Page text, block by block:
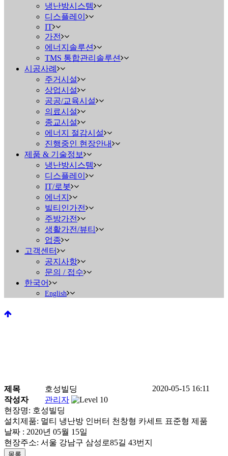
냉난방시스템
디스플레이
IT
가전
에너지솔루션
TMS 통합관리솔루션
시공사례
주거시설
상업시설
공공/교육시설
의료시설
종교시설
에너지 절감시설
진행중인 현장안내
제품 & 기술정보
냉난방시스템
디스플레이
IT/로봇
에너지
빌티인가전
주방가전
생활가전/뷰티
업종
고객센터
공지사항
문의 / 접수
한국어
English
진행중인 현장안내
Home>진행중인 현장안내
제목 호성빌딩
2020-05-15 16:11
작성자
관리자
현장명: 호성빌딩
설치제품: 멀티 냉난방 인버터 천창형 카세트 표준형 제품
날짜 : 2020년 05월 15일
현장주소: 서울 강남구 삼성로85길 43번지
목록